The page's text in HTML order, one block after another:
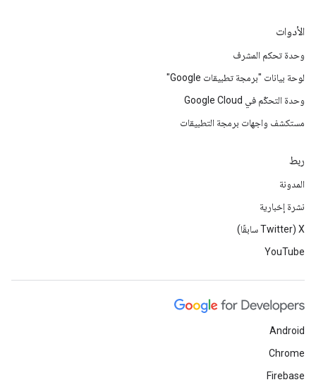
الأدوات
وحدة تحكم المشرف
لوحة بيانات "برمجة تطبيقات Google"
وحدة التحكّم في Google Cloud
مستكشف واجهات برمجة التطبيقات
ربط
المدونة
نشرة إخبارية
‫X ‏(Twitter سابقًا)
YouTube
Android
Chrome
Firebase